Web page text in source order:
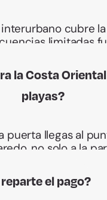
cubre
limitadas
gana en
la Costa
playas?
puerta llegas al
no solo a la
el pago?